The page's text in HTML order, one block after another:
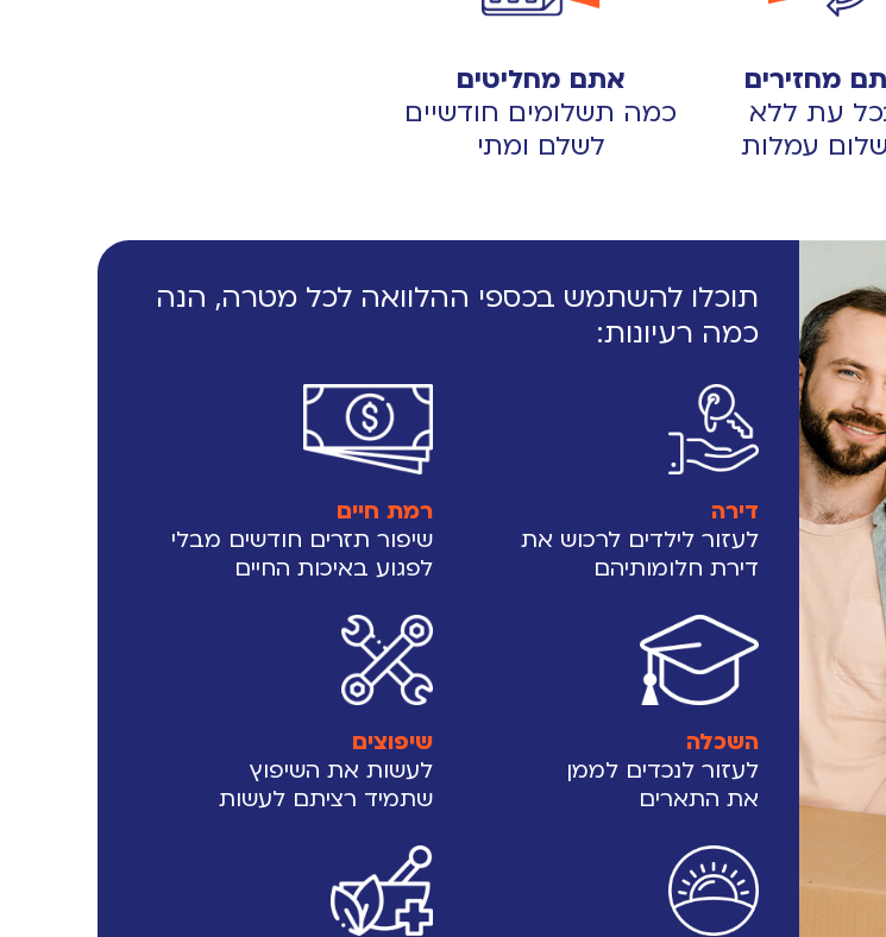
מחזירים
עת ללא
עמלות
אתם מחליטים
כמה תשלומים חודשיים
לשלם ומתי
תוכלו להשתמש בכספי ההלוואה לכל מטרה, הנה
כמה רעיונות:
דירה
לעזור לילדים לרכוש את
דירת חלומותיהם
רמת חיים
שיפור תזרים חודשים מבלי
לפגוע באיכות החיים
השכלה
לעזור לנכדים לממן
את התארים
שיפוצים
לעשות את השיפוץ
שתמיד רציתם לעשות